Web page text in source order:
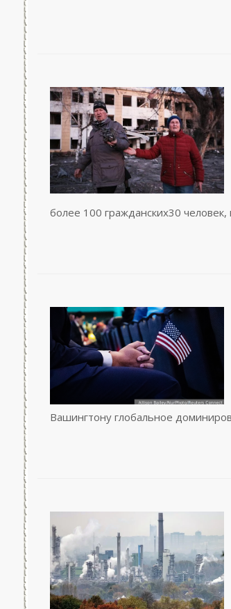
более 100 гражданских30 человек,
Вашингтону глобальное